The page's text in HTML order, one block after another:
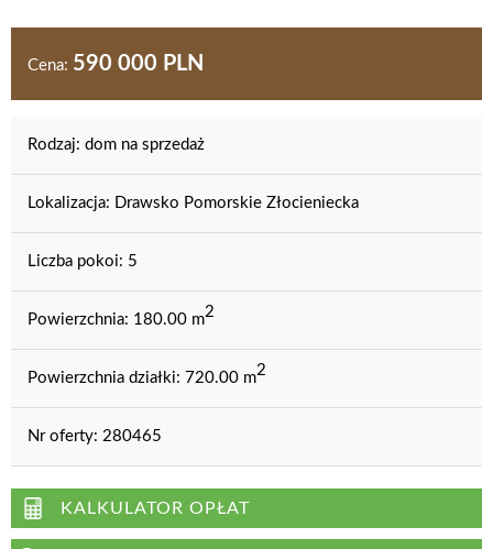
Cena: 590 000 PLN
Rodzaj: dom na sprzedaż
Lokalizacja: Drawsko Pomorskie Złocieniecka
Liczba pokoi: 5
Powierzchnia: 180.00 m2
Powierzchnia działki: 720.00 m2
Nr oferty: 280465
KALKULATOR OPŁAT